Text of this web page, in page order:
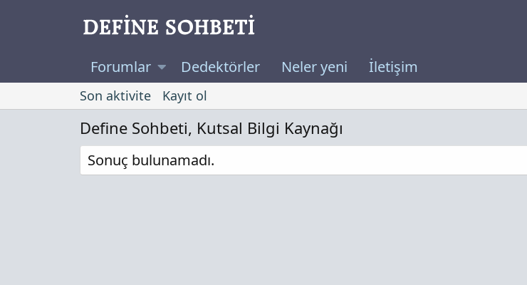
Forumlar Dedektörler Neler yeni İletişim
Son aktivite Kayıt ol
Define Sohbeti, Kutsal Bilgi Kaynağı
Sonuç bulunamadı.